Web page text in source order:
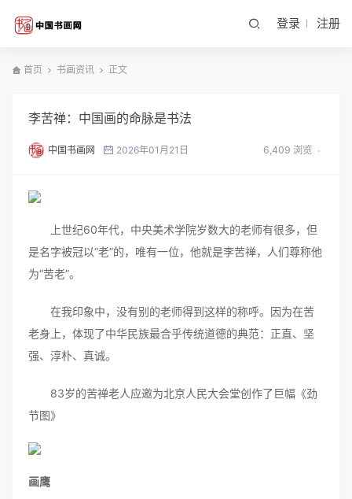
登录 注册
首页 书画资讯 正文
李苦禅：中国画的命脉是书法
中国书画网 2026年01月21日 6,409 浏览
上世纪60年代，中央美术学院岁数大的老师有很多，但
是名字被冠以“老”的，唯有一位，他就是李苦禅，人们尊称他
为“苦老”。
在我印象中，没有别的老师得到这样的称呼。因为在苦
老身上，体现了中华民族最合乎传统道德的典范：正直、坚
强、淳朴、真诚。
83岁的苦禅老人应邀为北京人民大会堂创作了巨幅《劲
节图》
画鹰